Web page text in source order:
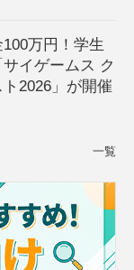
100万円！学生
イゲームス ク
2026」が開催
一覧